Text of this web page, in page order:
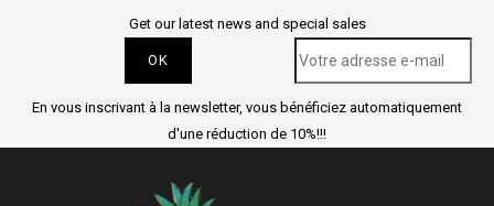
Get our latest news and special sales
En vous inscrivant à la newsletter, vous bénéficiez automatiquement
d'une réduction de 10%!!!